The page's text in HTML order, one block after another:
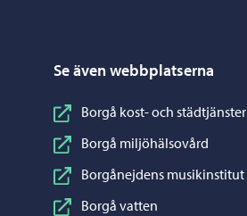
Se även webbplatserna
Borgå kost- och städtjänster
Borgå miljöhälsovård
Borgånejdens musikinstitut
Borgå vatten